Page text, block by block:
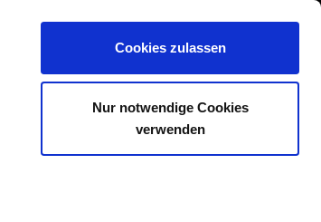
Cookies zulassen
Nur notwendige Cookies
verwenden